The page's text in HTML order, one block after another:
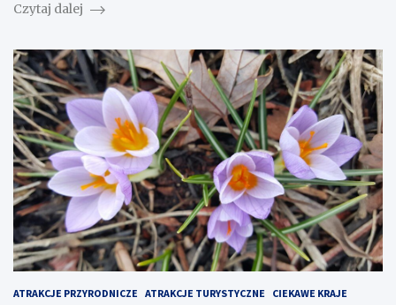
Czytaj dalej
ATRAKCJE PRZYRODNICZE ATRAKCJE TURYSTYCZNE
CIEKAWE KRAJE